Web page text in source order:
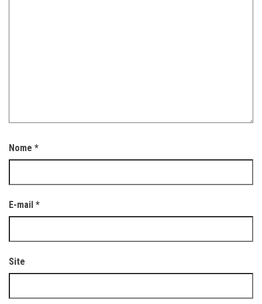
Nome *
E-mail *
Site